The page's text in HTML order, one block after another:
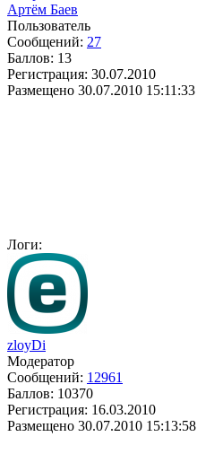
Артём Баев
Пользователь
Сообщений: 27
Баллов: 13
Регистрация: 30.07.2010
Размещено 30.07.2010 15:11:33
Логи:
zloyDi
Модератор
Сообщений: 12961
Баллов: 10370
Регистрация: 16.03.2010
Размещено 30.07.2010 15:13:58